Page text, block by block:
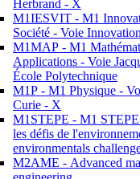
Herbrand - X
M1IESVIT - M1
Société - Voie
M1MAP - M1
Applications - Voie
École Polytechnique
M1P - M1 Physique -
Curie - X
M1STEPE - M1 STEPE
les défis de
environmentals
M2AME - Advanced